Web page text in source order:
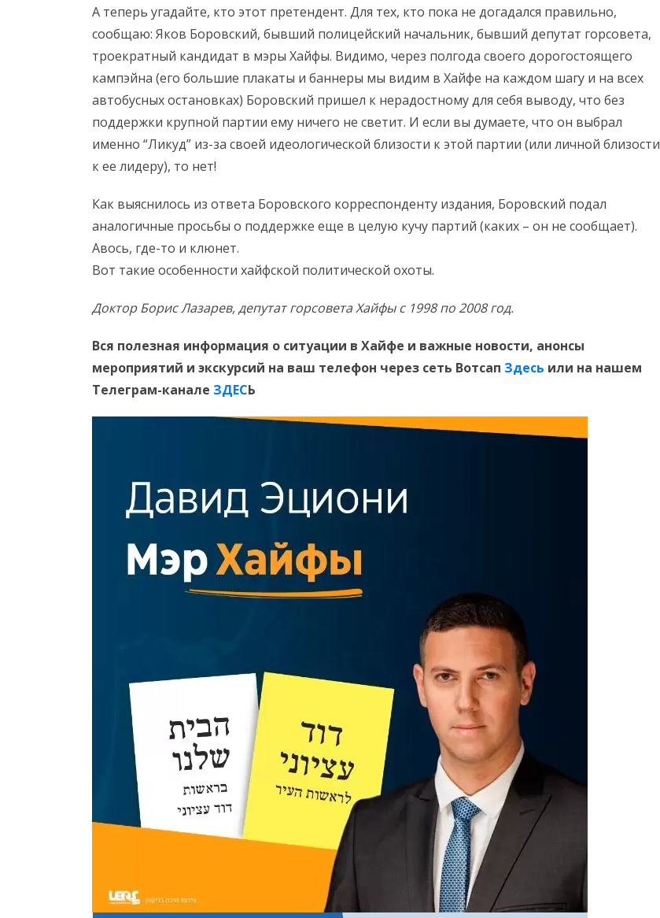
А теперь угадайте, кто этот претендент. Для тех, кто пока не догадался правильно,
сообщаю: Яков Боровский, бывший полицейский начальник, бывший депутат горсовета,
троекратный кандидат в мэры Хайфы. Видимо, через полгода своего дорогостоящего
кампэйна (его большие плакаты и баннеры мы видим в Хайфе на каждом шагу и на всех
автобусных остановках) Боровский пришел к нерадостному для себя выводу, что без
поддержки крупной партии ему ничего не светит. И если вы думаете, что он выбрал
именно “Ликуд” из-за своей идеологической близости к этой партии (или личной близости
к ее лидеру), то нет!
Как выяснилось из ответа Боровского корреспонденту издания, Боровский подал
аналогичные просьбы о поддержке еще в целую кучу партий (каких – он не сообщает).
Авось, где-то и клюнет.
Вот такие особенности хайфской политической охоты.
Доктор Борис Лазарев, депутат горсовета Хайфы с 1998 по 2008 год.
Вся полезная информация о ситуации в Хайфе и важные новости, анонсы
мероприятий и экскурсий на ваш телефон через сеть Вотсап Здесь или на нашем
Телеграм-канале ЗДЕСЬ